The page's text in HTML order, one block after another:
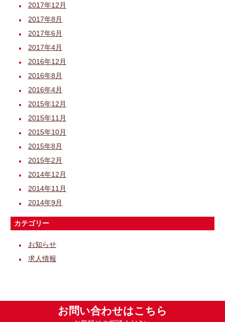
2017年12月
2017年8月
2017年6月
2017年4月
2016年12月
2016年8月
2016年4月
2015年12月
2015年11月
2015年10月
2015年8月
2015年2月
2014年12月
2014年11月
2014年9月
カテゴリー
お知らせ
求人情報
お問い合わせはこちら